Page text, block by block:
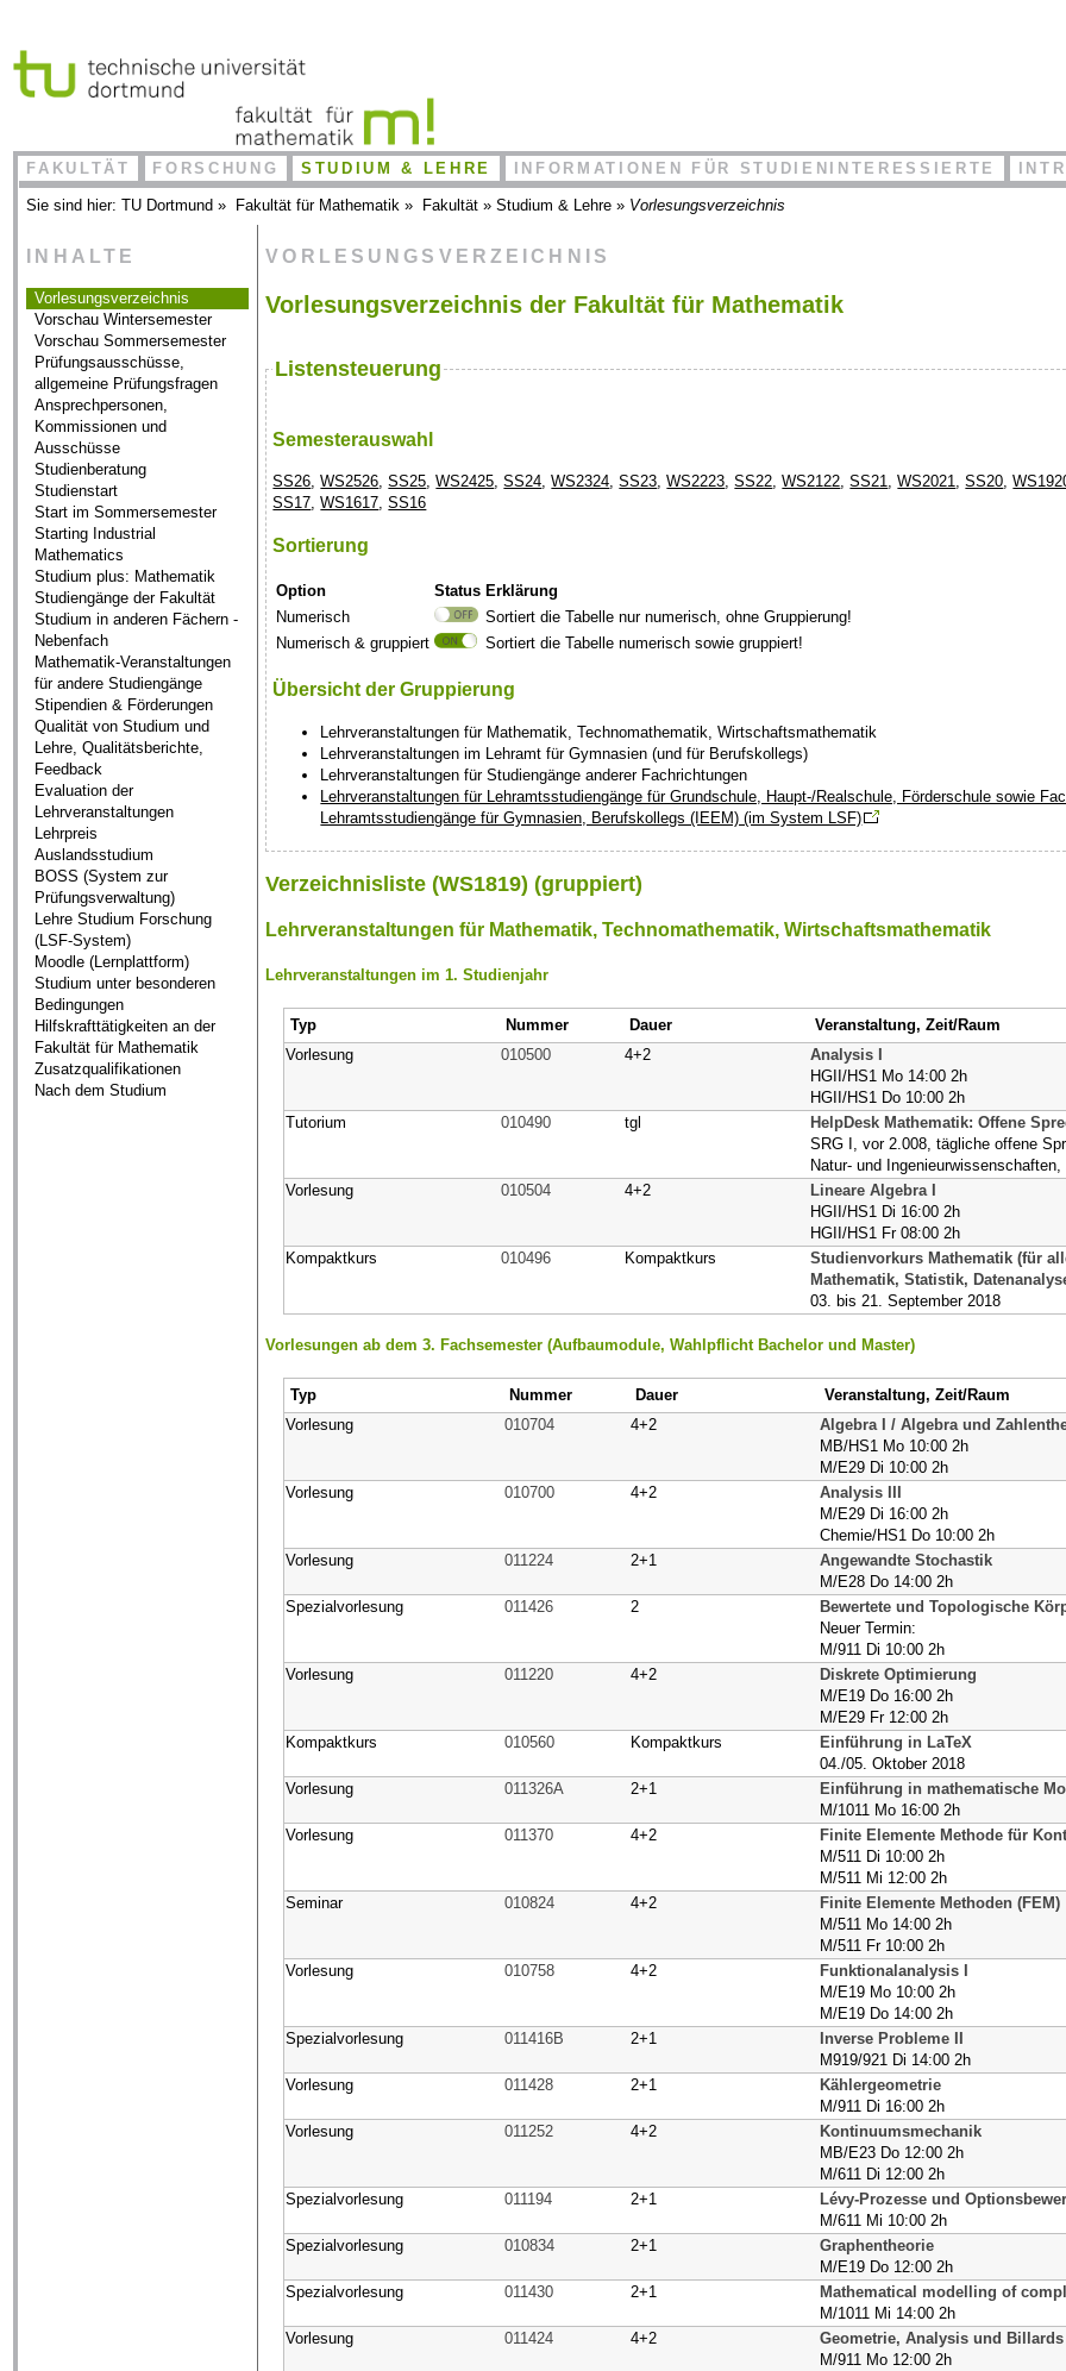
FAKULTÄT FORSCHUNG STUDIUM & LEHRE INFORMATIONEN FÜR STUDIENINTERESSIERTE
Sie sind hier:TU Dortmund » Fakultät für Mathematik » Fakultät »Studium & Lehre » Vorlesungsverzeichnis
INHALTE
Vorlesungsverzeichnis
Vorschau Wintersemester
Vorschau Sommersemester
Prüfungsausschüsse,
allgemeine Prüfungsfragen
Ansprechpersonen,
Kommissionen und
Ausschüsse
Studienberatung
Studienstart
Start im Sommersemester
Starting Industrial
Mathematics
Studium plus: Mathematik
Studiengänge der Fakultät
Studium in anderen Fächern -
Nebenfach
Mathematik-Veranstaltungen
für andere Studiengänge
Stipendien & Förderungen
Qualität von Studium und
Lehre, Qualitätsberichte,
Feedback
Evaluation der
Lehrveranstaltungen
Lehrpreis
Auslandsstudium
BOSS (System zur
Prüfungsverwaltung)
Lehre Studium Forschung
(LSF-System)
Moodle (Lernplattform)
Studium unter besonderen
Bedingungen
Hilfskrafttätigkeiten an der
Fakultät für Mathematik
Zusatzqualifikationen
Nach dem Studium
VORLESUNGSVERZEICHNIS
Vorlesungsverzeichnis der Fakultät für Mathematik
Listensteuerung
Semesterauswahl
SS26,WS2526,SS25,WS2425,SS24,WS2324,SS23,WS2223,SS22,WS2122,SS21,WS2021,SS20,
SS17,WS1617,SS16
Sortierung
Option Status Erklärung
Numerisch
Sortiert die Tabelle nur numerisch, ohne Gruppierung!
Numerisch & gruppiert
Sortiert die Tabelle numerisch sowie gruppiert!
Übersicht der Gruppierung
Lehrveranstaltungen für Mathematik, Technomathematik, Wirtschaftsmathematik
Lehrveranstaltungen im Lehramt für Gymnasien (und für Berufskollegs)
Lehrveranstaltungen für Studiengänge anderer Fachrichtungen
Lehrveranstaltungen für Lehramtsstudiengänge für Grundschule, Haupt-/Realschule, Förderschule sowie
Lehramtsstudiengänge für Gymnasien, Berufskollegs (IEEM) (im System LSF)
Verzeichnisliste (WS1819) (gruppiert)
Lehrveranstaltungen für Mathematik, Technomathematik, Wirtschaftsmathematik
Lehrveranstaltungen im 1. Studienjahr
Typ Nummer Dauer Veranstaltung, Zeit/Raum
Vorlesung
010500 4+2
Analysis I
HGII/HS1 Mo 14:00 2h
HGII/HS1 Do 10:00 2h
Tutorium 010490 tgl
HelpDesk Mathematik: Offene
SRG I, vor 2.008, tägliche offene
Natur- und
Vorlesung 010504 4+2
Lineare Algebra I
HGII/HS1 Di 16:00 2h
HGII/HS1 Fr 08:00 2h
Kompaktkurs 010496 Kompaktkurs
Studienvorkurs Mathematik (für
Mathematik, Statistik,
03. bis 21. September 2018
Vorlesungen ab dem 3. Fachsemester (Aufbaumodule, Wahlpflicht Bachelor und Master)
Typ Nummer Dauer Veranstaltung, Zeit/Raum
Vorlesung
010704 4+2
Algebra I / Algebra und
MB/HS1 Mo 10:00 2h
M/E29 Di 10:00 2h
Vorlesung 010700 4+2
Analysis III
M/E29 Di 16:00 2h
Chemie/HS1 Do 10:00 2h
Vorlesung 011224 2+1
Angewandte Stochastik
M/E28 Do 14:00 2h
Spezialvorlesung 011426 2
Bewertete und Topologische
Neuer Termin:
M/911 Di 10:00 2h
Vorlesung 011220 4+2
Diskrete Optimierung
M/E19 Do 16:00 2h
M/E29 Fr 12:00 2h
Kompaktkurs 010560 Kompaktkurs
Einführung in LaTeX
04./05. Oktober 2018
Vorlesung
011326A 2+1
Einführung in mathematische
M/1011 Mo 16:00 2h
Vorlesung 011370 4+2
Finite Elemente Methode für
M/511 Di 10:00 2h
M/511 Mi 12:00 2h
Seminar 010824 4+2
Finite Elemente Methoden (FEM)
M/511 Mo 14:00 2h
M/511 Fr 10:00 2h
Vorlesung 010758 4+2
Funktionalanalysis I
M/E19 Mo 10:00 2h
M/E19 Do 14:00 2h
Spezialvorlesung 011416B 2+1
Inverse Probleme II
M919/921 Di 14:00 2h
Vorlesung 011428 2+1
Kählergeometrie
M/911 Di 16:00 2h
Vorlesung 011252 4+2
Kontinuumsmechanik
MB/E23 Do 12:00 2h
M/611 Di 12:00 2h
Spezialvorlesung 011194 2+1
Lévy-Prozesse und
M/611 Mi 10:00 2h
Spezialvorlesung 010834 2+1
Graphentheorie
M/E19 Do 12:00 2h
Spezialvorlesung 011430 2+1
Mathematical modelling of
M/1011 Mi 14:00 2h
Vorlesung 011424 4+2
Geometrie, Analysis und Billards
M/911 Mo 12:00 2h